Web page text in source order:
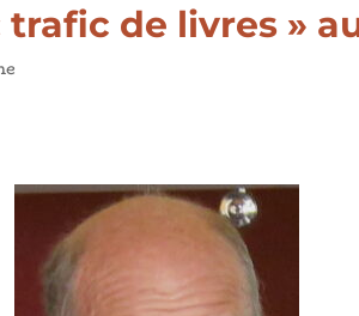
de livres »